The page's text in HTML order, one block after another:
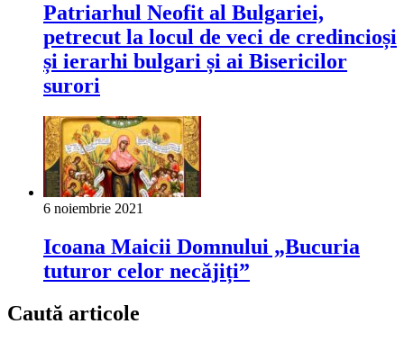
Patriarhul Neofit al Bulgariei,
petrecut la locul de veci de credincioși
și ierarhi bulgari și ai Bisericilor
surori
6 noiembrie 2021
Icoana Maicii Domnului „Bucuria
tuturor celor necăjiți”
Caută articole